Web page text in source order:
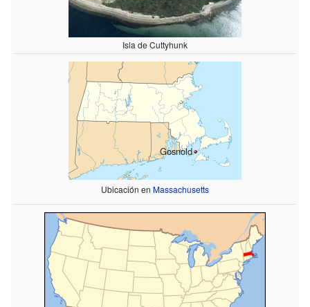
Isla de Cuttyhunk
Gosnold
Ubicación en Massachusetts